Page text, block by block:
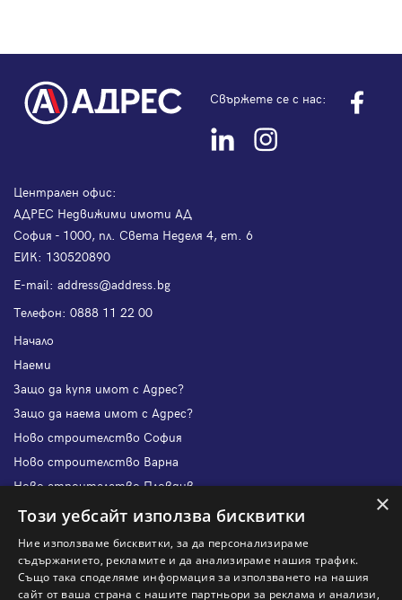
Свържете се с нас:
Централен офис:
АДРЕС Недвижими имоти АД
София - 1000, пл. Света Неделя 4, ет. 6
ЕИК: 130520890
Е-mail: address@address.bg
Телефон: 0888 11 22 00
Начало
Наеми
Защо да купя имот с Адрес?
Защо да наема имот с Адрес?
Ново строителство София
Ново строителство Варна
Ново строителство Пловдив
Ново строителство Бургас
Защо да отдам имот с Адрес?
Наши офиси
×
Този уебсайт използва бисквитки
Ние използваме бисквитки, за да персонализираме
съдържанието, рекламите и да анализираме нашия трафик.
Също така споделяме информация за използването на нашия
сайт от ваша страна с нашите партньори за реклама и анализи,